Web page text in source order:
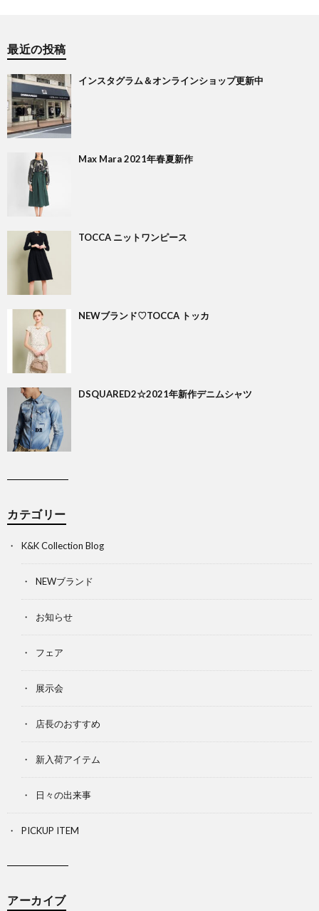
最近の投稿
インスタグラム＆オンラインショップ更新中
Max Mara 2021年春夏新作
TOCCA ニットワンピース
NEWブランド♡TOCCA トッカ
DSQUARED2☆2021年新作デニムシャツ
カテゴリー
K&K Collection Blog
NEWブランド
お知らせ
フェア
展示会
店長のおすすめ
新入荷アイテム
日々の出来事
PICKUP ITEM
アーカイブ